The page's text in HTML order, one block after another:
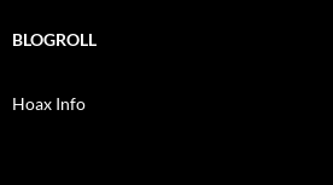
BLOGROLL
Hoax Info